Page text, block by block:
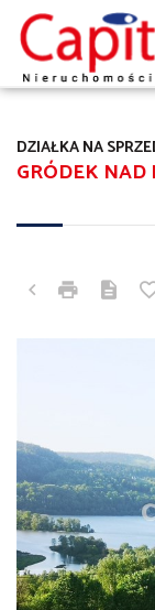
GRÓDEK NAD
DZIAŁKA NA